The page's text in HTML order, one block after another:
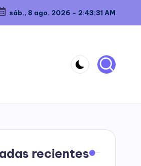
sáb., 8 ago. 2026- 2:43:32 AM
recientes